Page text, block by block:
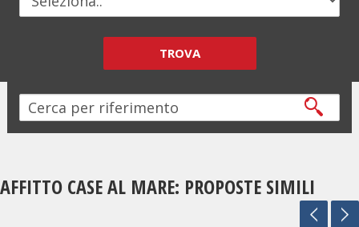
TROVA
AFFITTO CASE AL MARE: PROPOSTE SIMILI